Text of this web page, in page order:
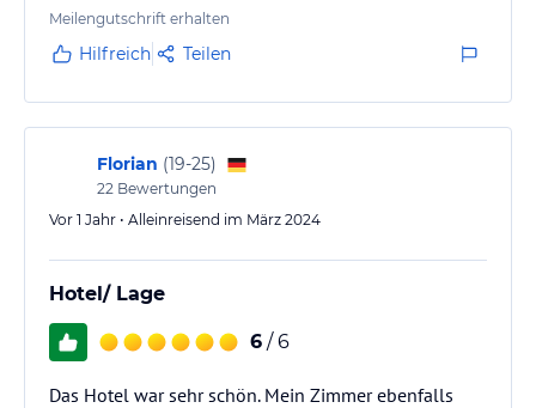
Meilengutschrift erhalten
Hilfreich Teilen
Florian (19-25)
22 Bewertungen
Vor 1 Jahr • Alleinreisend im März 2024
Hotel/ Lage
6 / 6
Das Hotel war sehr schön. Mein Zimmer ebenfalls